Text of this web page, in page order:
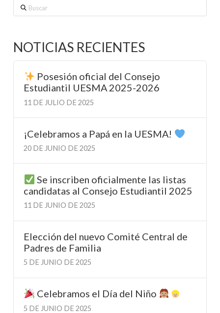
Buscar
NOTICIAS RECIENTES
Posesión oficial del Consejo
Estudiantil UESMA 2025-2026
11 DE JULIO DE 2025
¡Celebramos a Papá en la UESMA!
20 DE JUNIO DE 2025
Se inscriben oficialmente las listas
candidatas al Consejo Estudiantil 2025
11 DE JUNIO DE 2025
Elección del nuevo Comité Central de
Padres de Familia
5 DE JUNIO DE 2025
Celebramos el Día del Niño
5 DE JUNIO DE 2025